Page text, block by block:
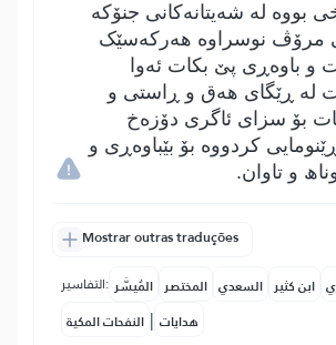
بووە لە شەیتانەکانی جنۆکە
مرۆڤ نوسراوە ھەرکەسێک
و باوەڕی پێ بکات ئەوا
لە ڕێگای ھەق و ڕاستی و
بۆ سزای ئاگری دۆزەخ
کردووە بۆ بێباوەڕی و
و تاوان.
Mostrar outras traduções
التفاسير: المُيسَّر المختصر السعدي ابن كثير
النفحات المكية | هدايات